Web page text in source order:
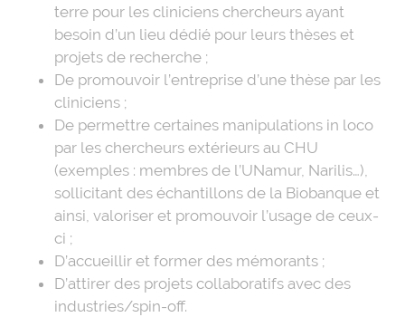
terre pour les cliniciens chercheurs ayant
besoin d’un lieu dédié pour leurs thèses et
projets de recherche ;
De promouvoir l’entreprise d’une thèse par les
cliniciens ;
De permettre certaines manipulations in loco
par les chercheurs extérieurs au CHU
(exemples : membres de l’UNamur, Narilis…),
sollicitant des échantillons de la Biobanque et
ainsi, valoriser et promouvoir l’usage de ceux-
ci ;
D’accueillir et former des mémorants ;
D’attirer des projets collaboratifs avec des
industries/spin-off.